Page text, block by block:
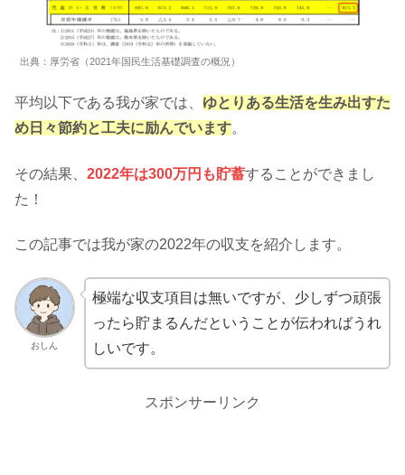
出典：厚労省（2021年国民生活基礎調査の概況）
平均以下である我が家では、 ゆとりある生活を生み出すた
め日々節約と工夫に励んでいます。
その結果、 2022年は300万円も貯蓄することができまし
た！
この記事では我が家の2022年の収支を紹介します。
おしん
極端な収支項目は無いですが、少しずつ頑張
ったら貯まるんだということが伝わればうれ
しいです。
スポンサーリンク